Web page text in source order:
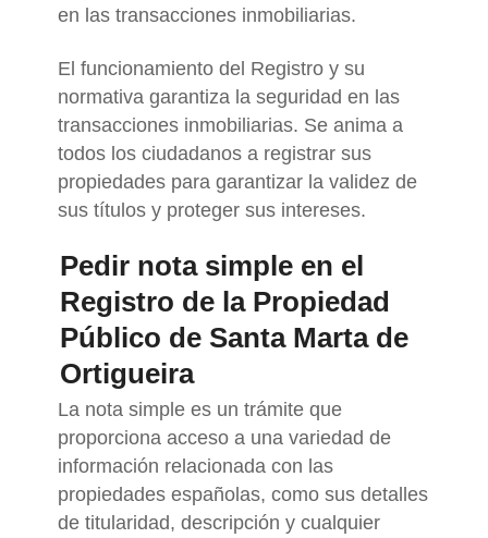
en las transacciones inmobiliarias.
El funcionamiento del Registro y su
normativa garantiza la seguridad en las
transacciones inmobiliarias. Se anima a
todos los ciudadanos a registrar sus
propiedades para garantizar la validez de
sus títulos y proteger sus intereses.
Pedir nota simple en el
Registro de la Propiedad
Público de Santa Marta de
Ortigueira
La nota simple es un trámite que
proporciona acceso a una variedad de
información relacionada con las
propiedades españolas, como sus detalles
de titularidad, descripción y cualquier